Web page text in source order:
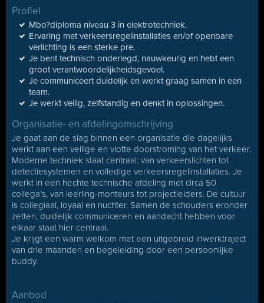
Profiel
Mbo?diploma niveau 3 in elektrotechniek.
Ervaring met verkeersregelinstallaties en/of openbare
verlichting is een sterke pre.
Je bent technisch onderlegd, nauwkeurig en hebt een
groot verantwoordelijkheidsgevoel.
Je communiceert duidelijk en werkt graag samen in een
team.
Je werkt veilig, zelfstandig en denkt in oplossingen.
Organisatie- en afdelingomschrijving
Je gaat aan de slag binnen een organisatie die dagelijks
werkt aan een veilige en vlotte doorstroming van het verkeer.
Moderne techniek staat centraal: van verkeerslichten tot
detectiesystemen en volledige verkeersregelinstallaties. Je
werkt in een hechte technische afdeling met circa 50
collega’s, van leerling-monteurs tot projectleiders. De cultuur
is collegiaal, loyaal en nuchter. Samen de schouders eronder
zetten, duidelijk communiceren en aandacht hebben voor
elkaar staat hier centraal.
Je krijgt een warm welkom met een uitgebreid inwerktraject
van drie maanden en begeleiding door een persoonlijke
buddy.
Aanbod